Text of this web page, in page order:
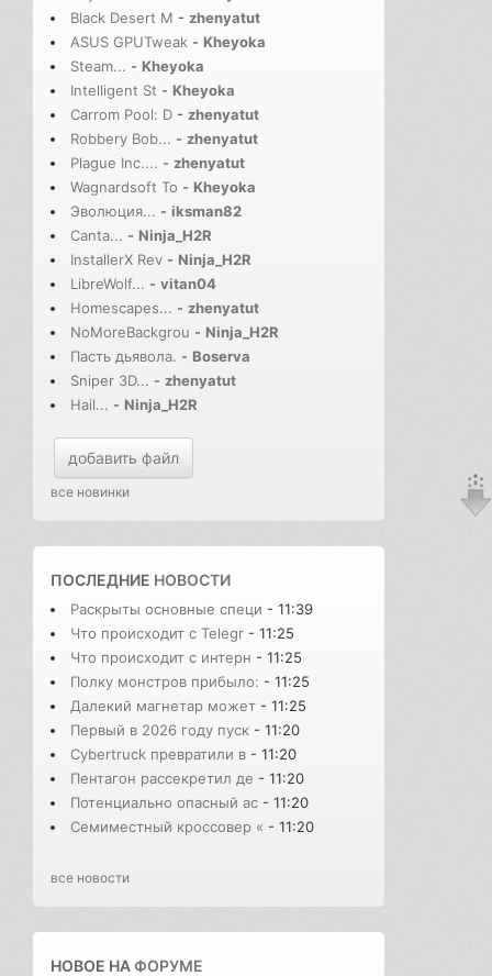
Black Desert M - zhenyatut
ASUS GPUTweak - Kheyoka
Steam... - Kheyoka
Intelligent St - Kheyoka
Carrom Pool: D - zhenyatut
Robbery Bob... - zhenyatut
Plague Inc.... - zhenyatut
Wagnardsoft To - Kheyoka
Эволюция... - iksman82
Canta... - Ninja_H2R
InstallerX Rev - Ninja_H2R
LibreWolf... - vitan04
Homescapes... - zhenyatut
NoMoreBackgrou - Ninja_H2R
Пасть дьявола. - Boserva
Sniper 3D... - zhenyatut
Hail... - Ninja_H2R
добавить файл
все новинки
ПОСЛЕДНИЕ НОВОСТИ
Раскрыты основные специ - 11:39
Что происходит с Telegr - 11:25
Что происходит с интерн - 11:25
Полку монстров прибыло: - 11:25
Далекий магнетар может - 11:25
Первый в 2026 году пуск - 11:20
Cybertruck превратили в - 11:20
Пентагон рассекретил де - 11:20
Потенциально опасный ас - 11:20
Семиместный кроссовер « - 11:20
все новости
НОВОЕ НАФОРУМЕ